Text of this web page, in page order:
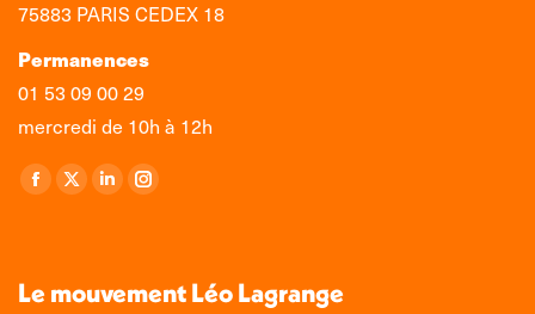
75883 PARIS CEDEX 18
Permanences
01 53 09 00 29
mercredi de 10h à 12h
Retrouvez-nous sur :
La
s'ouvre
La
s'ouvre
La
s'ouvre
La
s'ouvre
Le mouvement Léo Lagrange